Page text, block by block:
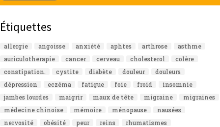
Étiquettes
allergie angoisse anxiété aphtes arthrose
asthme
auriculotherapie
cancer cerveau cholesterol
colère
constipation.
cystite diabète douleur
douleurs
dépression
eczéma fatigue foie froid
insomnie
jambes lourdes
maigrir maux de tête migraine
migraines
médecine chinoise
mémoire ménopause
nausées
nervosité
obésité peur reins
rhumatismes